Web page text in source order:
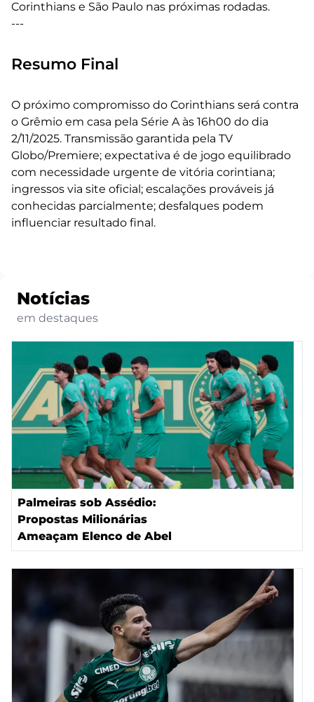
Corinthians e São Paulo nas próximas rodadas.
---
Resumo Final
O próximo compromisso do Corinthians será contra
o Grêmio em casa pela Série A às 16h00 do dia
2/11/2025. Transmissão garantida pela TV
Globo/Premiere; expectativa é de jogo equilibrado
com necessidade urgente de vitória corintiana;
ingressos via site oficial; escalações prováveis já
conhecidas parcialmente; desfalques podem
influenciar resultado final.
Notícias
em destaques
Palmeiras sob Assédio:
Propostas Milionárias
Ameaçam Elenco de Abel